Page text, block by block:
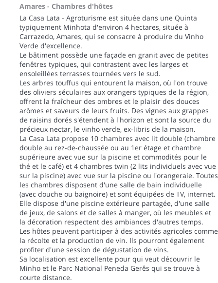
Amares - Chambres d'hôtes
La Casa Lata - Agroturisme est située dans une Quinta
typiquement Minhota d'environ 4 hectares, située à
Carrazedo, Amares, qui se consacre à produire du Vinho
Verde d'excellence.
Le bâtiment possède une façade en granit avec de petites
fenêtres typiques, qui contrastent avec les larges et
ensoleillées terrasses tournées vers le sud.
Les arbres touffus qui entourent la maison, où l'on trouve
des oliviers séculaires aux orangers typiques de la région,
offrent la fraîcheur des ombres et le plaisir des douces
arômes et saveurs de leurs fruits. Des vignes aux grappes
de raisins dorés s'étendent à l'horizon et sont la source du
précieux nectar, le vinho verde, ex-libris de la maison.
La Casa Lata propose 10 chambres avec lit double (chambre
double au rez-de-chaussée ou au 1er étage et chambre
supérieure avec vue sur la piscine et commodités pour le
thé et le café) et 4 chambres twin (2 lits individuels avec vue
sur la piscine) avec vue sur la piscine ou l'orangeraie. Toutes
les chambres disposent d'une salle de bain individuelle
(avec douche ou baignoire) et sont équipées de TV, internet.
Elle dispose d'une piscine extérieure partagée, d'une salle
de jeux, de salons et de salles à manger, où les meubles et
la décoration respectent des ambiances d'autres temps.
Les hôtes peuvent participer à des activités agricoles comme
la récolte et la production de vin. Ils pourront également
profiter d'une session de dégustation de vins.
Sa localisation est excellente pour qui veut découvrir le
Minho et le Parc National Peneda Gerês qui se trouve à
courte distance.